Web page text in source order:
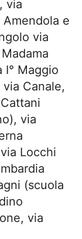
via
e
via
I° Maggio
via Canale,
via
Locchi
(scuola
via